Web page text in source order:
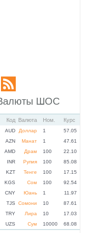
ШОС
Код Валюта Ном. Курс
AUD Доллар 1
57.05
AZN Манат 1
47.61
AMD Драм 100
22.10
INR Рупия 100
85.08
KZT Тенге 100
17.15
KGS Сом 100
92.54
CNY Юань 1
11.97
TJS Сомони 10
87.61
TRY Лира 10
17.03
UZS Сум 10000 68.08